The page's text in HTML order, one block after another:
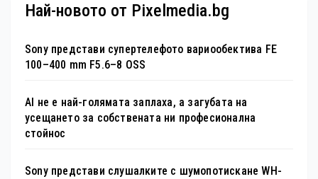
Най-новото от Pixelmedia.bg
Sony представи супертелефото вариообектива FE
100–400 mm F5.6–8 OSS
AI не е най-голямата заплаха, а загубата на
усещането за собствената ни професионална
стойнос
Sony представи слушалките с шумопотискане WH-